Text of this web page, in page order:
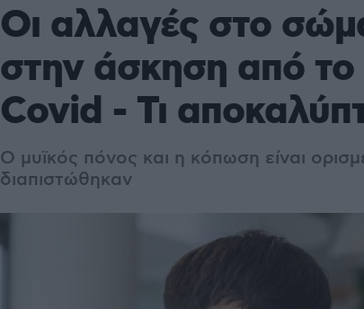
Οι αλλαγές στο
στην άσκηση από
Covid - Τι
Ο μυϊκός πόνος και η κόπωση είναι
διαπιστώθηκαν